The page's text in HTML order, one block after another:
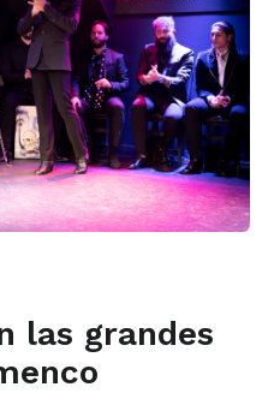
las grandes